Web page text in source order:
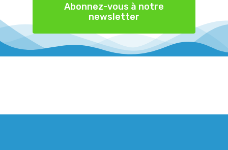
Abonnez-vous à notre
newsletter